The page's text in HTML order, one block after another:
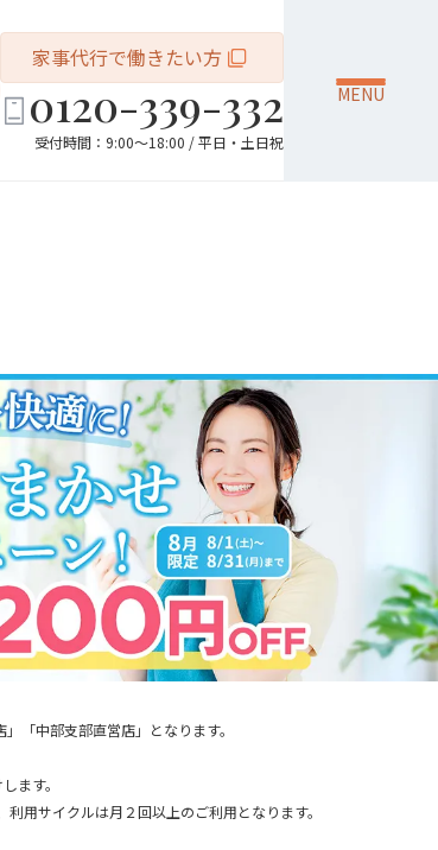
家事代行で働きたい方
0120-339-332
受付時間：9:00～18:00 / 平日・土日祝
MENU
「中部支部直営店」となります。
ます。
用サイクルは月２回以上のご利用となります。